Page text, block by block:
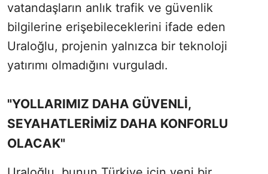
vatandaşların anlık trafik ve güvenlik
bilgilerine erişebileceklerini ifade eden
Uraloğlu, projenin yalnızca bir teknoloji
yatırımı olmadığını vurguladı.
"YOLLARIMIZ DAHA GÜVENLİ,
SEYAHATLERİMİZ DAHA KONFORLU
OLACAK"